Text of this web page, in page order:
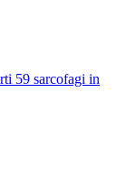
59 sarcofagi in